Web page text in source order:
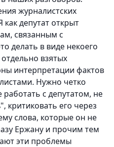
журналистских
как депутат открыт
связанным с
делать в виде некоего
взятых
интерпретации фактов
Нужно четко
с депутатом, не
критиковать его через
слова, которые он не
Ержану и прочим тем
эти проблемы